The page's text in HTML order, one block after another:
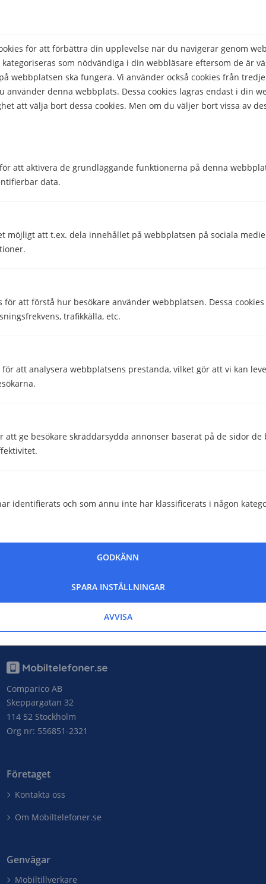
för att förbättra din upplevelse när du navigerar genom
kategoriseras som nödvändiga i din webbläsare eftersom de är
webbplatsen ska fungera. Vi använder också cookies från
använder denna webbplats. Dessa cookies lagras endast i din
att välja bort dessa cookies. Men om du väljer bort vissa av
att aktivera de grundläggande funktionerna på denna
data.
möjligt att t.ex. dela innehållet på webbplatsen på sociala
för att förstå hur besökare använder webbplatsen. Dessa
trafikkälla, etc.
för att analysera webbplatsens prestanda, vilket gör att vi kan
att ge besökare skräddarsydda annonser baserat på de sidor
identifierats och som ännu inte har klassificerats i någon
AVVISA
SPARA INSTÄLLNINGAR
GODKÄNN
RAM-minne 6 GB
Prestanda
Processor
Qualcomm SM6375
Snapdragon 695 5G
Processorkärnor 8
Djup
Vikt 231 g
Operativsystem
Skriven av
Granskad av
Comparico AB
Skeppargatan 32
114 52 Stockholm
Org nr: 556851-2321
Företaget
Kontakta oss
Om Mobiltelefoner.se
Genvägar
Mobiltillverkare